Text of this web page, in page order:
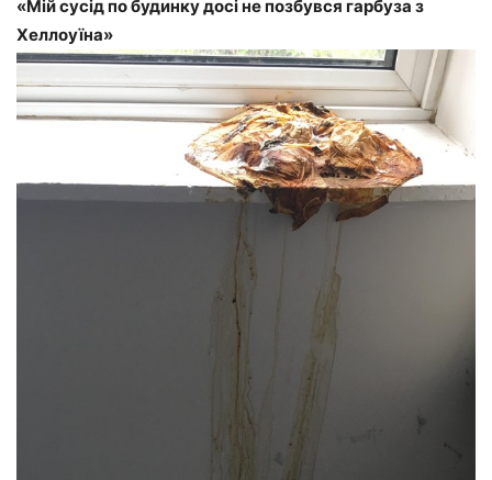
«Мій сусід по будинку досі не позбувся гарбуза з
Хеллоуїна»